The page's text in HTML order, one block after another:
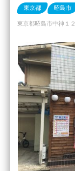
東京都 昭島市
東京都昭島市中神１